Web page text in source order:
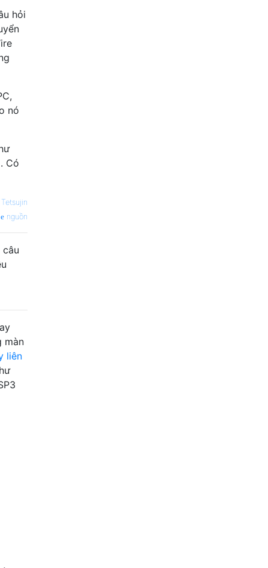
hỏi
nó
Có
Tetsujin
nguồn
màn
liên